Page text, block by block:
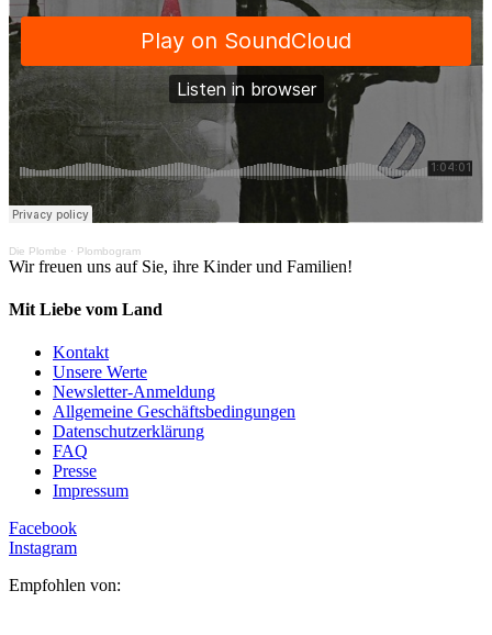
Die Plombe · Plombogram
Wir freuen uns auf Sie, ihre Kinder und Familien!
Mit Liebe vom Land
Kontakt
Unsere Werte
Newsletter-Anmeldung
Allgemeine Geschäftsbedingungen
Datenschutzerklärung
FAQ
Presse
Impressum
Facebook
Instagram
Empfohlen von: